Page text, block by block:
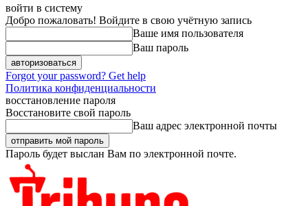
войти в систему
Добро пожаловать! Войдите в свою учётную запись
Ваше имя пользователя
Ваш пароль
Forgot your password? Get help
Политика конфиденциальности
восстановление пароля
Восстановите свой пароль
Ваш адрес электронной почты
Пароль будет выслан Вам по электронной почте.